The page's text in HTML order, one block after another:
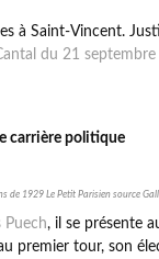
à Saint-Vincent.
du 21
carrière politique
de 1929 Le Petit Parisien source
Puech, il se présente
premier tour, son